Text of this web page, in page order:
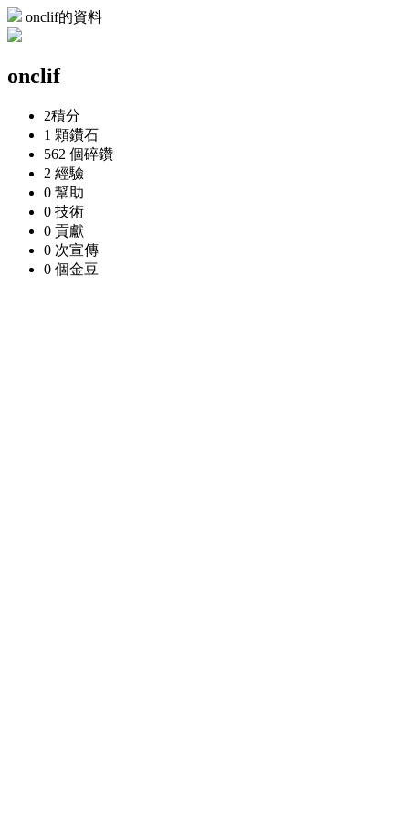
onclif的資料
onclif
2積分
1 顆鑽石
562 個碎鑽
2 經驗
0 幫助
0 技術
0 貢獻
0 次宣傳
0 個金豆